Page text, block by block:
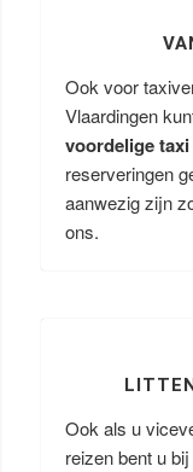
Ook voor
Vlaardingen
voordelige
reserveringen
aanwezig zijn
ons.
Ook als u
reizen bent u